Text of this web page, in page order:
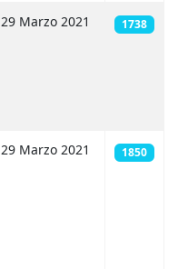
29 Marzo 2021 1738
29 Marzo 2021 1850